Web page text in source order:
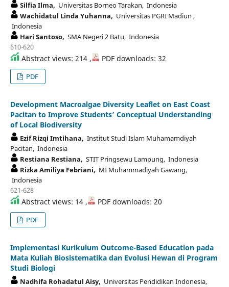
Silfia Ilma, Universitas Borneo Tarakan, Indonesia
Wachidatul Linda Yuhanna, Universitas PGRI Madiun ,
Indonesia
Hari Santoso, SMA Negeri 2 Batu, Indonesia
610-620
Abstract views: 214 , PDF downloads: 32
PDF
Development Macroalgae Diversity Leaflet on East Coast
Pacitan to Improve Students’ Conceptual Understanding
of Local Biodiversity
Ezif Rizqi Imtihana, Institut Studi Islam Muhamamdiyah
Pacitan, Indonesia
Restiana Restiana, STIT Pringsewu Lampung, Indonesia
Rizka Amiliya Febriani, MI Muhammadiyah Gawang,
Indonesia
621-628
Abstract views: 14 , PDF downloads: 20
PDF
Implementasi Kurikulum Outcome-Based Education pada
Mata Kuliah Biosistematika dan Evolusi Hewan di Program
Studi Biologi
Nadhifa Rohadatul Aisy, Universitas Pendidikan Indonesia,